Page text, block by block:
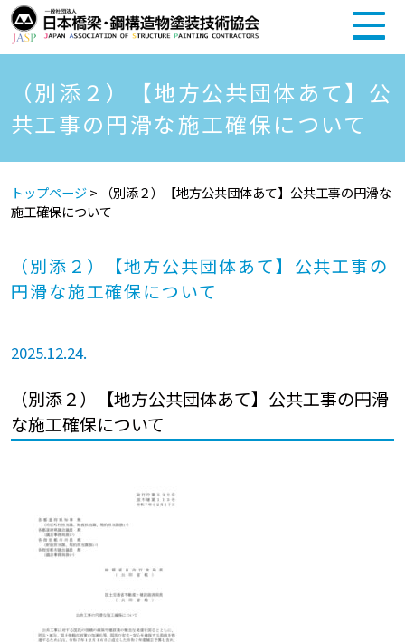
（別添２）【地方公共団体あて】公
共工事の円滑な施工確保について
トップページ>
（別添２）【地方公共団体あて】公共工事の円滑な
施工確保について
（別添２）【地方公共団体あて】公共工事の
円滑な施工確保について
2025.12.24.
（別添２）【地方公共団体あて】公共工事の円滑
な施工確保について